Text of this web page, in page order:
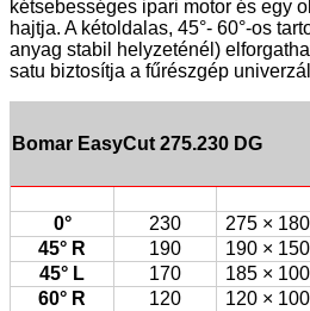
kétsebességes ipari motor és egy
hajtja. A kétoldalas, 45°- 60°-os
anyag stabil helyzeténél)
satu biztosítja a fűrészgép
Bomar EasyCut 275.230 DG
0° 230 275 × 180
45° R
190 190 × 150
45° L
170 185 × 100
60° R
120 120 × 100